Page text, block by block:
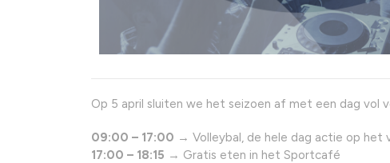
Op 5 april sluiten we het seizoen af met een dag vol
09:00 – 17:00 → Volleybal, de hele dag actie op het
17:00 – 18:15 → Gratis eten in het Sportcafé